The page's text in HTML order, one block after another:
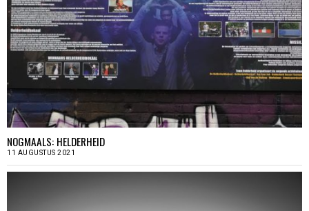
NOGMAALS: HELDERHEID
11 AUGUSTUS 2021